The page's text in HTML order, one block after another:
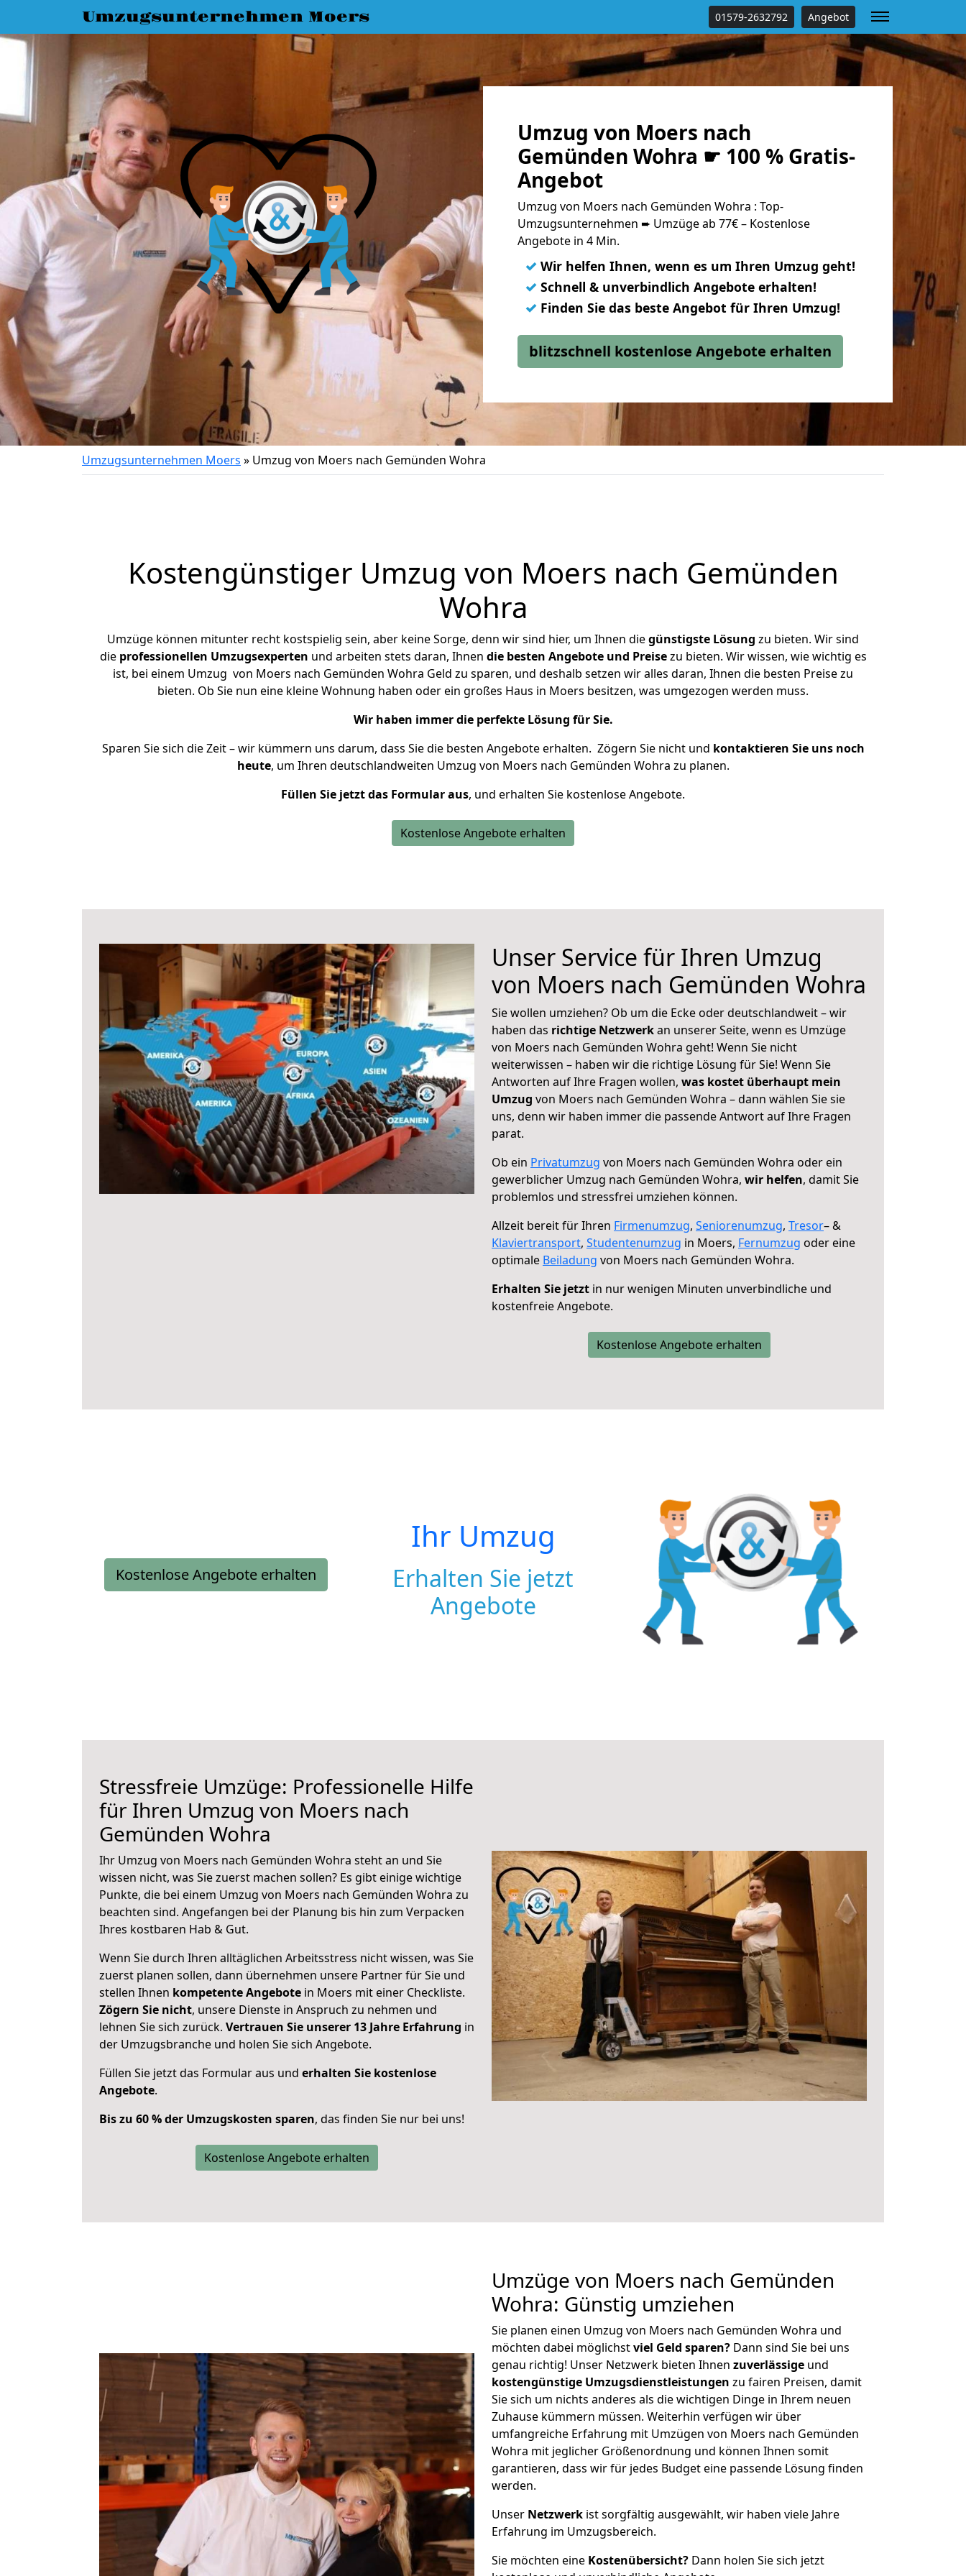
Umzugsunternehmen Moers 01579-2632792 Angebot
Umzug von Moers nach
Gemünden Wohra ☛ 100 % Gratis-
Angebot
Umzug von Moers nach Gemünden Wohra : Top-
Umzugsunternehmen ➨ Umzüge ab 77€ – Kostenlose
Angebote in 4 Min.
✓ Wir helfen Ihnen, wenn es um Ihren Umzug geht!
✓ Schnell & unverbindlich Angebote erhalten!
✓ Finden Sie das beste Angebot für Ihren Umzug!
blitzschnell kostenlose Angebote erhalten
Umzugsunternehmen Moers » Umzug von Moers nach Gemünden Wohra
Kostengünstiger Umzug von Moers nach Gemünden
Wohra
Umzüge können mitunter recht kostspielig sein, aber keine Sorge, denn wir sind hier, um Ihnen diegünstigste Lösung zu bieten. Wir sind
die professionellen Umzugsexperten und arbeiten stets daran, Ihnen die besten Angebote und Preisezu bieten. Wir wissen, wie wichtig es
ist, bei einem Umzug von Moers nach Gemünden Wohra Geld zu sparen, und deshalb setzen wir alles daran, Ihnen die besten Preise zu
bieten. Ob Sie nun eine kleine Wohnung haben oder ein großes Haus in Moers besitzen, was umgezogen werden muss.
Wir haben immer die perfekte Lösung für Sie.
Sparen Sie sich die Zeit – wir kümmern uns darum, dass Sie die besten Angebote erhalten. Zögern Sie nicht und kontaktieren Sie uns noch
heute, um Ihren deutschlandweiten Umzug von Moers nach Gemünden Wohra zu planen.
Füllen Sie jetzt das Formular aus, und erhalten Sie kostenlose Angebote.
Kostenlose Angebote erhalten
Unser Service für Ihren Umzug
von Moers nach Gemünden Wohra
Sie wollen umziehen? Ob um die Ecke oder deutschlandweit – wir
haben das richtige Netzwerkan unserer Seite, wenn es Umzüge
von Moers nach Gemünden Wohra geht! Wenn Sie nicht
weiterwissen – haben wir die richtige Lösung für Sie! Wenn Sie
Antworten auf Ihre Fragen wollen, was kostet überhaupt mein
Umzug von Moers nach Gemünden Wohra – dann wählen Sie sie
uns, denn wir haben immer die passende Antwort auf Ihre Fragen
parat.
Ob ein Privatumzug von Moers nach Gemünden Wohra oder ein
gewerblicher Umzug nach Gemünden Wohra, wir helfen, damit Sie
problemlos und stressfrei umziehen können.
Allzeit bereit für Ihren Firmenumzug, Seniorenumzug, Tresor– &
Klaviertransport, Studentenumzug in Moers, Fernumzug oder eine
optimale Beiladung von Moers nach Gemünden Wohra.
Erhalten Sie jetzt in nur wenigen Minuten unverbindliche und
kostenfreie Angebote.
Kostenlose Angebote erhalten
Kostenlose Angebote erhalten
Ihr Umzug
Erhalten Sie jetzt
Angebote
Stressfreie Umzüge: Professionelle Hilfe
für Ihren Umzug von Moers nach
Gemünden Wohra
Ihr Umzug von Moers nach Gemünden Wohra steht an und Sie
wissen nicht, was Sie zuerst machen sollen? Es gibt einige wichtige
Punkte, die bei einem Umzug von Moers nach Gemünden Wohra zu
beachten sind. Angefangen bei der Planung bis hin zum Verpacken
Ihres kostbaren Hab & Gut.
Wenn Sie durch Ihren alltäglichen Arbeitsstress nicht wissen, was Sie
zuerst planen sollen, dann übernehmen unsere Partner für Sie und
stellen Ihnen kompetente Angebote in Moers mit einer Checkliste.
Zögern Sie nicht, unsere Dienste in Anspruch zu nehmen und
lehnen Sie sich zurück. Vertrauen Sie unserer 13 Jahre Erfahrung in
der Umzugsbranche und holen Sie sich Angebote.
Füllen Sie jetzt das Formular aus und erhalten Sie kostenlose
Angebote.
Bis zu 60 % der Umzugskosten sparen, das finden Sie nur bei uns!
Kostenlose Angebote erhalten
Umzüge von Moers nach Gemünden
Wohra: Günstig umziehen
Sie planen einen Umzug von Moers nach Gemünden Wohra und
möchten dabei möglichstviel Geld sparen? Dann sind Sie bei uns
genau richtig! Unser Netzwerk bieten Ihnen zuverlässige und
kostengünstige Umzugsdienstleistungen zu fairen Preisen, damit
Sie sich um nichts anderes als die wichtigen Dinge in Ihrem neuen
Zuhause kümmern müssen. Weiterhin verfügen wir über
umfangreiche Erfahrung mit Umzügen von Moers nach Gemünden
Wohra mit jeglicher Größenordnung und können Ihnen somit
garantieren, dass wir für jedes Budget eine passende Lösung finden
werden.
Unser Netzwerk ist sorgfältig ausgewählt, wir haben viele Jahre
Erfahrung im Umzugsbereich.
Sie möchten eine Kostenübersicht? Dann holen Sie sich jetzt